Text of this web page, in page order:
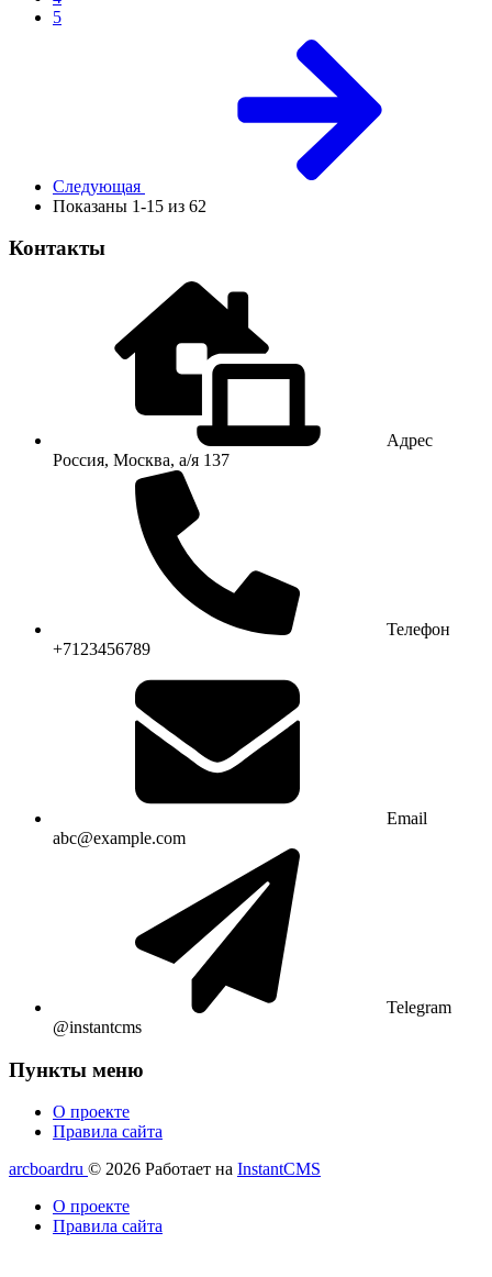
5
Следующая
Показаны 1-15 из 62
Контакты
Адрес
Россия, Москва, а/я 137
Телефон
+7123456789
Email
abc@example.com
Telegram
@instantcms
Пункты меню
О проекте
Правила сайта
arcboardru © 2026 Работает на InstantCMS
О проекте
Правила сайта